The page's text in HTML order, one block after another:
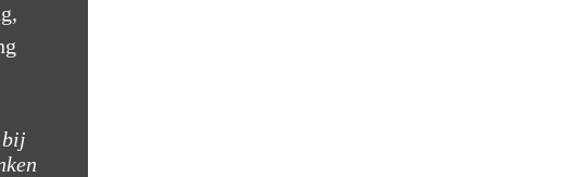
bij